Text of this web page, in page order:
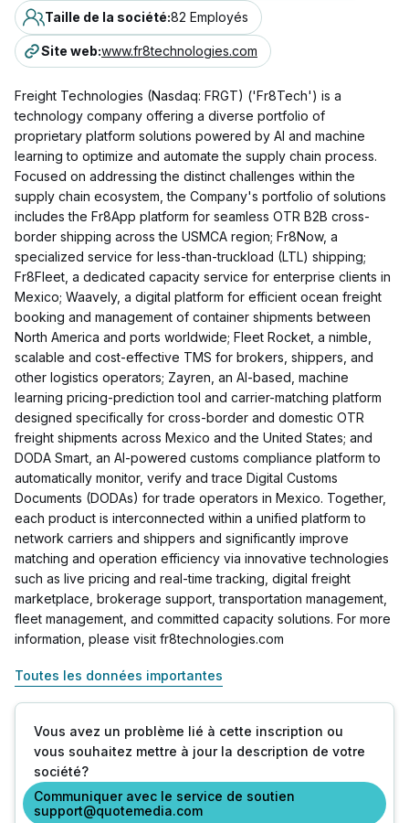
Taille de la société:82 Employés
Site web:www.fr8technologies.com
Freight Technologies (Nasdaq: FRGT) ('Fr8Tech') is a
technology company offering a diverse portfolio of
proprietary platform solutions powered by AI and machine
learning to optimize and automate the supply chain process.
Focused on addressing the distinct challenges within the
supply chain ecosystem, the Company's portfolio of solutions
includes the Fr8App platform for seamless OTR B2B cross-
border shipping across the USMCA region; Fr8Now, a
specialized service for less-than-truckload (LTL) shipping;
Fr8Fleet, a dedicated capacity service for enterprise clients in
Mexico; Waavely, a digital platform for efficient ocean freight
booking and management of container shipments between
North America and ports worldwide; Fleet Rocket, a nimble,
scalable and cost-effective TMS for brokers, shippers, and
other logistics operators; Zayren, an AI-based, machine
learning pricing-prediction tool and carrier-matching platform
designed specifically for cross-border and domestic OTR
freight shipments across Mexico and the United States; and
DODA Smart, an AI-powered customs compliance platform to
automatically monitor, verify and trace Digital Customs
Documents (DODAs) for trade operators in Mexico. Together,
each product is interconnected within a unified platform to
network carriers and shippers and significantly improve
matching and operation efficiency via innovative technologies
such as live pricing and real-time tracking, digital freight
marketplace, brokerage support, transportation management,
fleet management, and committed capacity solutions. For more
information, please visit fr8technologies.com
Toutes les données importantes
Vous avez un problème lié à cette inscription ou
vous souhaitez mettre à jour la description de votre
société?
Communiquer avec le service de soutien
support@quotemedia.com